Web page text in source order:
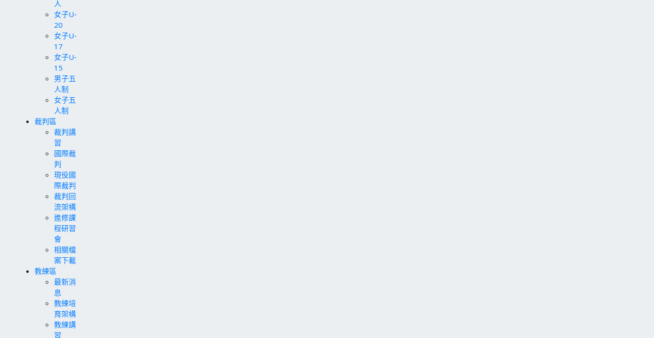
人
女子U-
20
女子U-
17
女子U-
15
男子五
人制
女子五
人制
裁判區
裁判講
習
國際裁
判
現役國
際裁判
裁判回
流架構
進修課
程研習
會
相關檔
案下載
教練區
最新消
息
教練培
育架構
教練講
習